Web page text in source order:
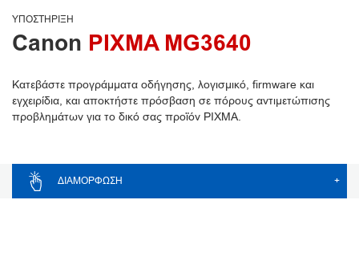
ΥΠΟΣΤΉΡΙΞΗ
Canon PIXMA MG3640
Κατεβάστε προγράμματα οδήγησης, λογισμικό, firmware και
εγχειρίδια, και αποκτήστε πρόσβαση σε πόρους αντιμετώπισης
προβλημάτων για το δικό σας προϊόν PIXMA.
ΔΙΑΜΌΡΦΩΣΗ +